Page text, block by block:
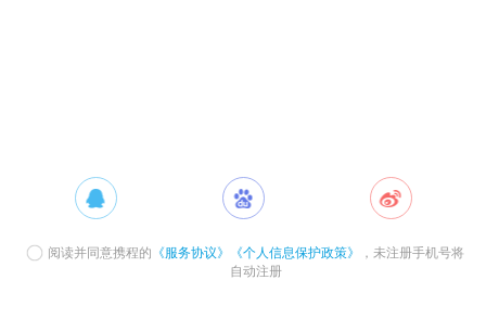
阅读并同意携程的 《服务协议》 《个人信息保护政策》
，未注册手机号将
自动注册